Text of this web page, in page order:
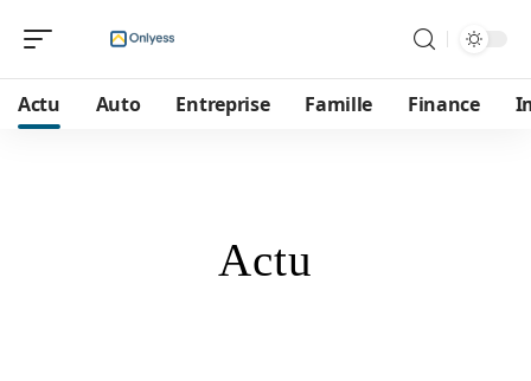
Actu Auto Entreprise Famille Finance
Actu